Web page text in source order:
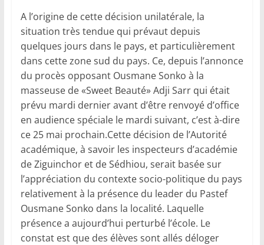
A l’origine de cette décision unilatérale, la
situation très tendue qui prévaut depuis
quelques jours dans le pays, et particulièrement
dans cette zone sud du pays. Ce, depuis l’annonce
du procès opposant Ousmane Sonko à la
masseuse de «Sweet Beauté» Adji Sarr qui était
prévu mardi dernier avant d’être renvoyé d’office
en audience spéciale le mardi suivant, c’est à-dire
ce 25 mai prochain.Cette décision de l’Autorité
académique, à savoir les inspecteurs d’académie
de Ziguinchor et de Sédhiou, serait basée sur
l’appréciation du contexte socio-politique du pays
relativement à la présence du leader du Pastef
Ousmane Sonko dans la localité. Laquelle
présence a aujourd’hui perturbé l’école. Le
constat est que des élèves sont allés déloger